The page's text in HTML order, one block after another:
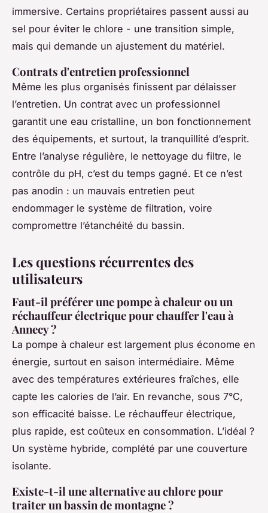
immersive. Certains propriétaires passent aussi au
sel pour éviter le chlore - une transition simple,
mais qui demande un ajustement du matériel.
Contrats d'entretien professionnel
Même les plus organisés finissent par délaisser
l’entretien. Un contrat avec un professionnel
garantit une eau cristalline, un bon fonctionnement
des équipements, et surtout, la tranquillité d’esprit.
Entre l’analyse régulière, le nettoyage du filtre, le
contrôle du pH, c’est du temps gagné. Et ce n’est
pas anodin : un mauvais entretien peut
endommager le système de filtration, voire
compromettre l’étanchéité du bassin.
Les questions récurrentes des
utilisateurs
Faut-il préférer une pompe à chaleur ou un
réchauffeur électrique pour chauffer l'eau à
Annecy ?
La pompe à chaleur est largement plus économe en
énergie, surtout en saison intermédiaire. Même
avec des températures extérieures fraîches, elle
capte les calories de l’air. En revanche, sous 7°C,
son efficacité baisse. Le réchauffeur électrique,
plus rapide, est coûteux en consommation. L’idéal ?
Un système hybride, complété par une couverture
isolante.
Existe-t-il une alternative au chlore pour
traiter un bassin de montagne ?